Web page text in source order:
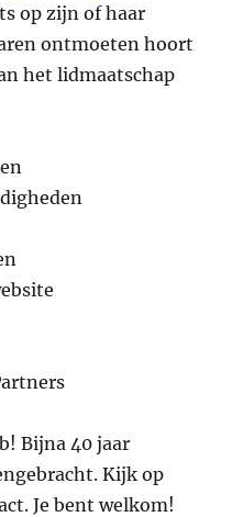
op zijn of haar
ontmoeten hoort
het lidmaatschap
Bijna 40 jaar
Kijk op
Je bent welkom!